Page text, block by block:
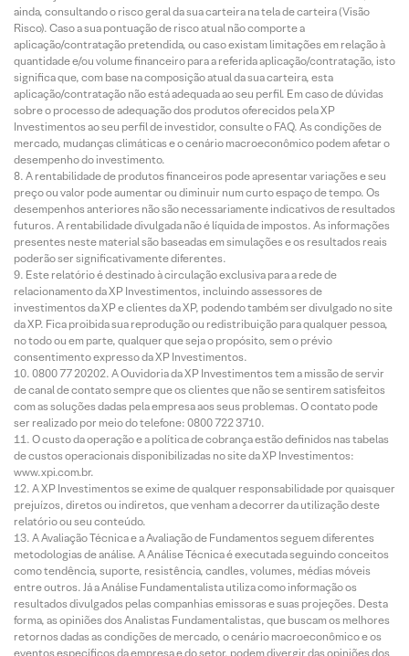
ainda, consultando o risco geral da sua carteira na tela de carteira (Visão
Risco). Caso a sua pontuação de risco atual não comporte a
aplicação/contratação pretendida, ou caso existam limitações em relação à
quantidade e/ou volume financeiro para a referida aplicação/contratação, isto
significa que, com base na composição atual da sua carteira, esta
aplicação/contratação não está adequada ao seu perfil. Em caso de dúvidas
sobre o processo de adequação dos produtos oferecidos pela XP
Investimentos ao seu perfil de investidor, consulte o FAQ. As condições de
mercado, mudanças climáticas e o cenário macroeconômico podem afetar o
desempenho do investimento.
A rentabilidade de produtos financeiros pode apresentar variações e seu
preço ou valor pode aumentar ou diminuir num curto espaço de tempo. Os
desempenhos anteriores não são necessariamente indicativos de resultados
futuros. A rentabilidade divulgada não é líquida de impostos. As informações
presentes neste material são baseadas em simulações e os resultados reais
poderão ser significativamente diferentes.
Este relatório é destinado à circulação exclusiva para a rede de
relacionamento da XP Investimentos, incluindo assessores de
investimentos da XP e clientes da XP, podendo também ser divulgado no site
da XP. Fica proibida sua reprodução ou redistribuição para qualquer pessoa,
no todo ou em parte, qualquer que seja o propósito, sem o prévio
consentimento expresso da XP Investimentos.
0800 77 20202. A Ouvidoria da XP Investimentos tem a missão de servir
de canal de contato sempre que os clientes que não se sentirem satisfeitos
com as soluções dadas pela empresa aos seus problemas. O contato pode
ser realizado por meio do telefone: 0800 722 3710.
O custo da operação e a política de cobrança estão definidos nas tabelas
de custos operacionais disponibilizadas no site da XP Investimentos:
www.xpi.com.br.
A XP Investimentos se exime de qualquer responsabilidade por quaisquer
prejuízos, diretos ou indiretos, que venham a decorrer da utilização deste
relatório ou seu conteúdo.
A Avaliação Técnica e a Avaliação de Fundamentos seguem diferentes
metodologias de análise. A Análise Técnica é executada seguindo conceitos
como tendência, suporte, resistência, candles, volumes, médias móveis
entre outros. Já a Análise Fundamentalista utiliza como informação os
resultados divulgados pelas companhias emissoras e suas projeções. Desta
forma, as opiniões dos Analistas Fundamentalistas, que buscam os melhores
retornos dadas as condições de mercado, o cenário macroeconômico e os
eventos específicos da empresa e do setor, podem divergir das opiniões dos